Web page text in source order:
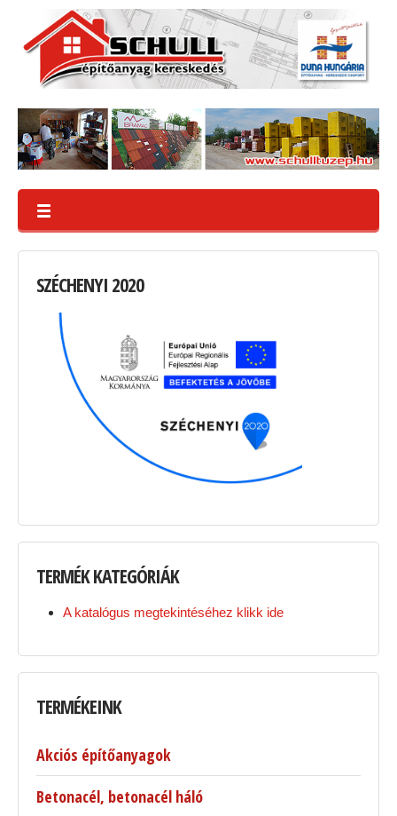
SZÉCHENYI 2020
TERMÉKKATEGÓRIÁK
A katalógus megtekintéséhez klikk ide
TERMÉKEINK
Akciós építőanyagok
Betonacél, betonacél háló